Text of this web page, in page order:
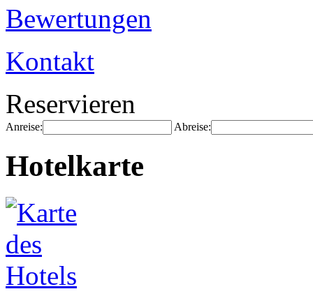
Bewertungen
Kontakt
Reservieren
Anreise: Abreise:
Hotelkarte